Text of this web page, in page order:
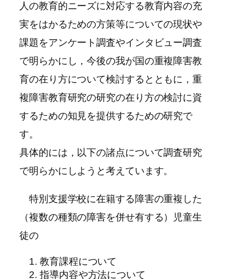
人の教育的ニーズに対応する教育内容の充
実をはかるための方策等についての現状や
課題をアンケート調査やインタビュー調査
で明らかにし，今後の我が国の重複障害教
育の在り方について検討するとともに，重
複障害教育研究の研究の在り方の検討に資
するための知見を提供するための研究で
す。
具体的には，以下の諸点について調査研究
で明らかにしようと考えています。
特別支援学校に在籍する障害の重複した
（複数の種類の障害を併せ有する）児童生
徒の
教育課程について
指導内容や方法について